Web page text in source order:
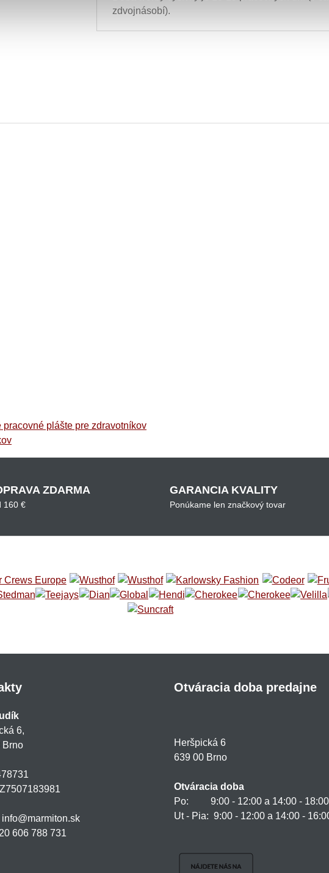
zdvojnásobí).
pracovné plášte pre zdravotníkov
ZDARMA
160 €
GARANCIA KVALITY
Ponúkame len značkový tovar
6,
Brno
606 788 731
Otváracia doba predajne
Heršpická 6
639 00 Brno
Otváracia doba
Po: 9:00 - 12:00 a 14:00 - 18:00
Ut - Pia: 9:00 - 12:00 a 14:00 -